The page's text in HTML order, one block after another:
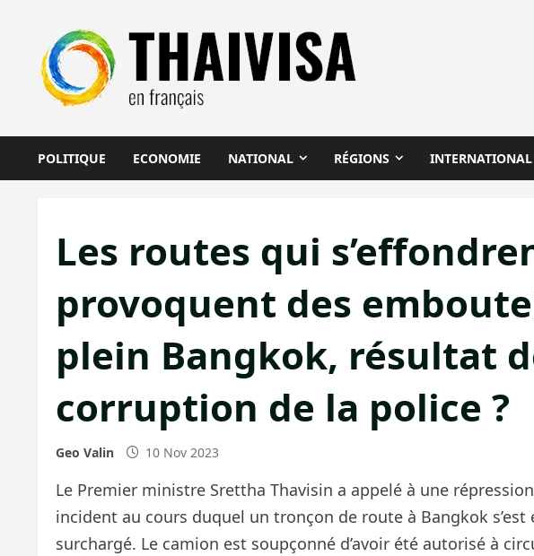
contenu
POLITIQUE ECONOMIE NATIONAL RÉGIONS INTERNATIONAL
Les routes qui
provoquent des
plein Bangkok, résultat
corruption de la police ?
Geo Valin 10 Nov 2023
Le Premier ministre Srettha Thavisin a appelé à une
incident au cours duquel un tronçon de route à Bangkok s’est
surchargé. Le camion est soupçonné d’avoir été autorisé à